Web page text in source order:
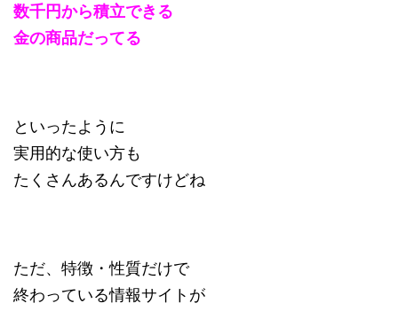
数千円から積立できる
金の商品だってる
といったように
実用的な使い方も
たくさんあるんですけどね
ただ、特徴・性質だけで
終わっている情報サイトが